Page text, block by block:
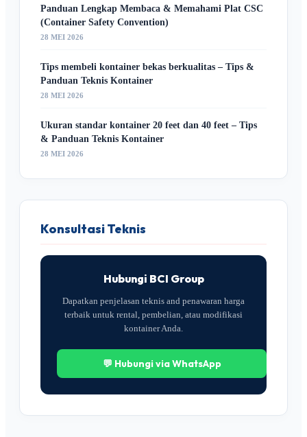
Panduan Lengkap Membaca & Memahami Plat CSC
(Container Safety Convention)
28 MEI 2026
Tips membeli kontainer bekas berkualitas – Tips &
Panduan Teknis Kontainer
28 MEI 2026
Ukuran standar kontainer 20 feet dan 40 feet – Tips
& Panduan Teknis Kontainer
28 MEI 2026
Konsultasi Teknis
Hubungi BCI Group
Dapatkan penjelasan teknis and penawaran harga
terbaik untuk rental, pembelian, atau modifikasi
kontainer Anda.
💬 Hubungi via WhatsApp